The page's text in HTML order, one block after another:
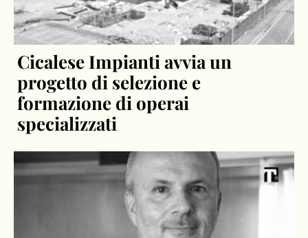
Cicalese Impianti avvia un
progetto di selezione e
formazione di operai
specializzati